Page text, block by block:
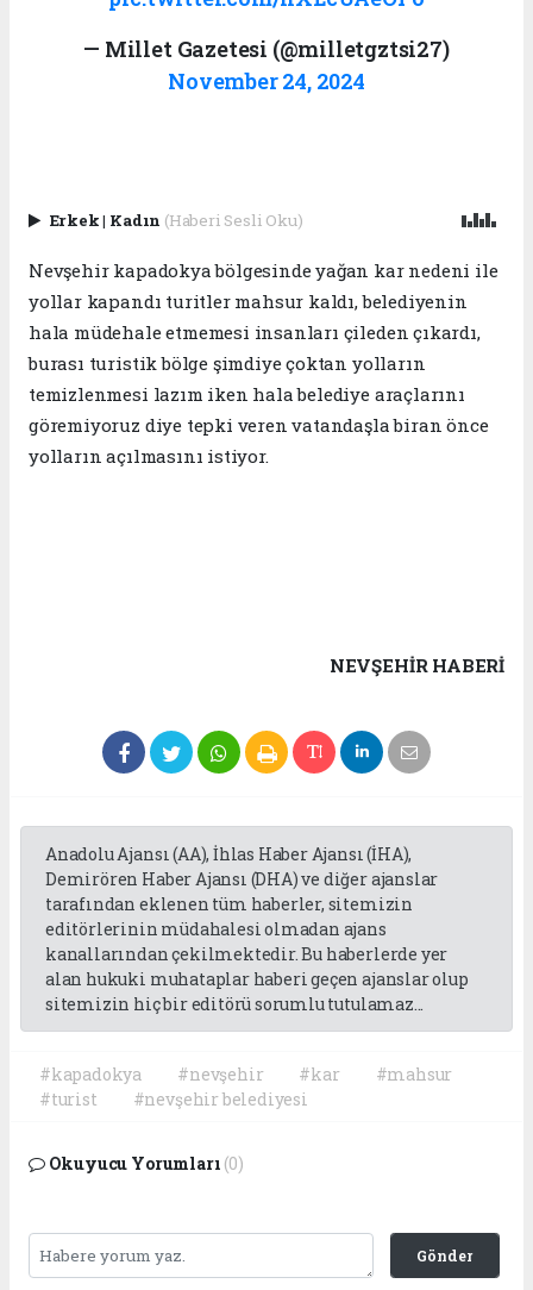
— Millet Gazetesi (@milletgztsi27)
November 24, 2024
Erkek| Kadın (Haberi Sesli Oku)
Nevşehir kapadokya bölgesinde yağan kar nedeni ile
yollar kapandı turitler mahsur kaldı, belediyenin
hala müdehale etmemesi insanları çileden çıkardı,
burası turistik bölge şimdiye çoktan yolların
temizlenmesi lazım iken hala belediye araçlarını
göremiyoruz diye tepki veren vatandaşla biran önce
yolların açılmasını istiyor.
NEVŞEHIR HABERİ
Anadolu Ajansı (AA), İhlas Haber Ajansı (İHA),
Demirören Haber Ajansı (DHA) ve diğer ajanslar
tarafından eklenen tüm haberler, sitemizin
editörlerinin müdahalesi olmadan ajans
kanallarından çekilmektedir. Bu haberlerde yer
alan hukuki muhataplar haberi geçen ajanslar olup
sitemizin hiç bir editörü sorumlu tutulamaz...
#kapadokya #nevşehir #kar
#mahsur
#turist
#nevşehir belediyesi
Okuyucu Yorumları (0)
Gönder